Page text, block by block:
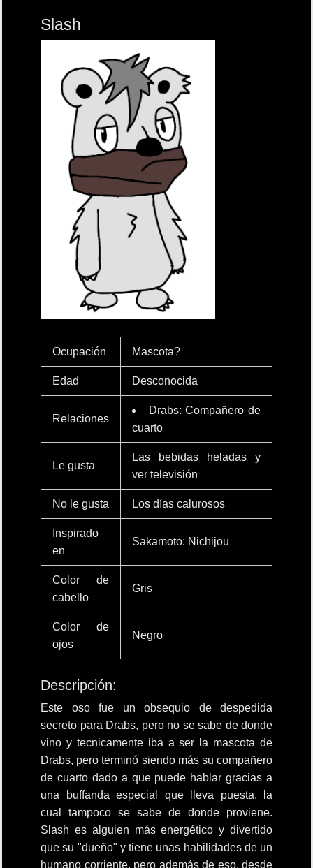
Slash
Ocupación Mascota?
Edad Desconocida
Relaciones
Drabs: Compañero de
cuarto
Le gusta
Las bebidas heladas y
ver televisión
No le gusta Los días calurosos
Inspirado
en
Sakamoto: Nichijou
Color de
cabello
Gris
Color de
ojos
Negro
Descripción:
Este oso fue un obsequio de despedida
secreto para Drabs, pero no se sabe de donde
vino y tecnicamente iba a ser la mascota de
Drabs, pero terminó siendo más su compañero
de cuarto dado a que puede hablar gracias a
una buffanda especial que lleva puesta, la
cual tampoco se sabe de donde proviene.
Slash es alguien más energético y divertido
que su "dueño" y tiene unas habilidades de un
humano corriente, pero además de eso, desde